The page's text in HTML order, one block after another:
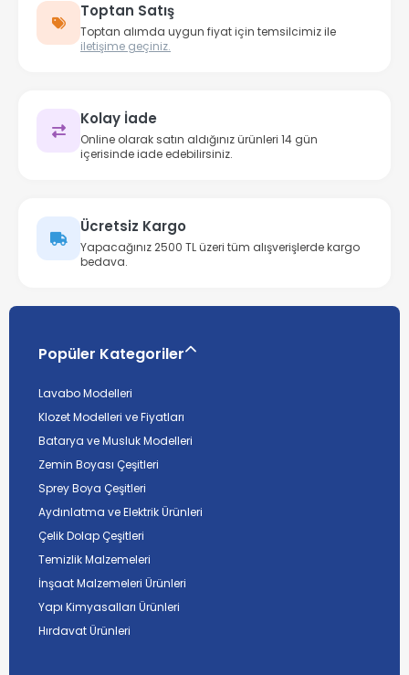
Toptan Satış
Toptan alımda uygun fiyat için temsilcimiz ile
iletişime geçiniz.
Kolay İade
Online olarak satın aldığınız ürünleri 14 gün
içerisinde iade edebilirsiniz.
Ücretsiz Kargo
Yapacağınız 2500 TL üzeri tüm alışverişlerde kargo
bedava.
Popüler Kategoriler
Lavabo Modelleri
Klozet Modelleri ve Fiyatları
Batarya ve Musluk Modelleri
Zemin Boyası Çeşitleri
Sprey Boya Çeşitleri
Aydınlatma ve Elektrik Ürünleri
Çelik Dolap Çeşitleri
Temizlik Malzemeleri
İnşaat Malzemeleri Ürünleri
Yapı Kimyasalları Ürünleri
Hırdavat Ürünleri